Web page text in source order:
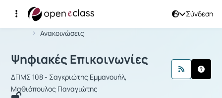
Σύνδεση
Αρχική Σελίδα
Ανακοινώσεις
Μάθημα : Ψηφιακές Επικοινωνίες
Ψηφιακές Επικοινωνίες
ΔΠΜΣ 108 - Σαγκριώτης Εμμανουήλ,
Μαθιόπουλος Παναγιώτης